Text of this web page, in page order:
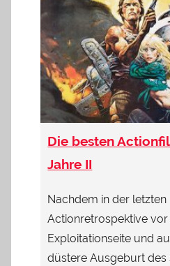
Die besten
Jahre II
Nachdem in der letzten
Actionretrospektive
Exploitationseite und
düstere Ausgeburt des